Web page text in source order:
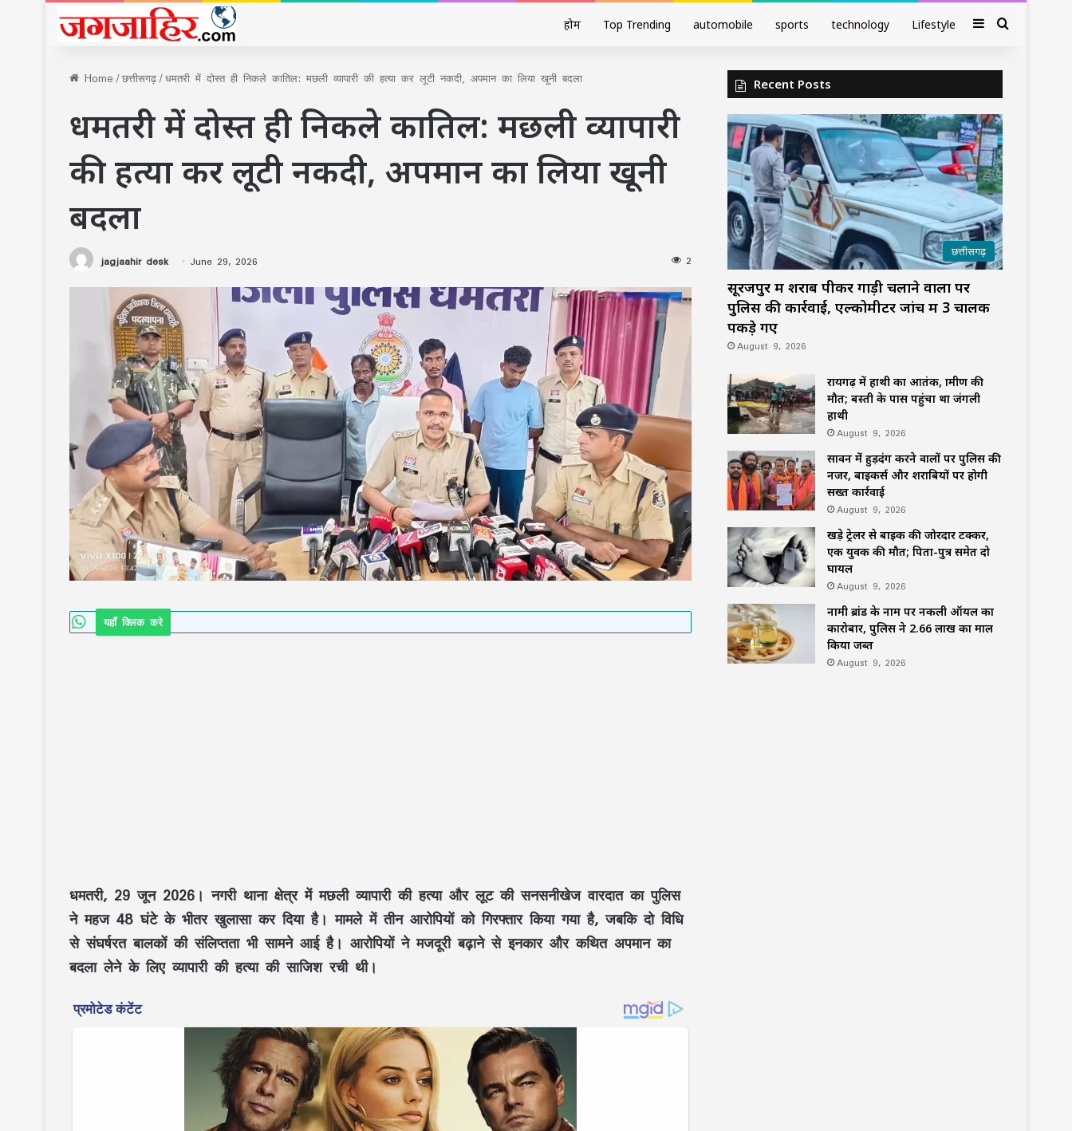
होम Top Trending automobile sports technology Lifestyle SidebarSearch
Home/छत्तीसगढ़/धमतरी में दोस्त ही निकले कातिल: मछली व्यापारी की हत्या कर लूटी नकदी, अपमान का लिया खूनी बदला
धमतरी में दोस्त ही निकले कातिल: मछली व्यापारी
की हत्या कर लूटी नकदी, अपमान का लिया खूनी
बदला
jagjaahir desk June 29, 2026 2
यहाँ क्लिक करे
धमतरी, 29 जून 2026। नगरी थाना क्षेत्र में मछली व्यापारी की हत्या और लूट की सनसनीखेज वारदात का पुलिस
ने महज 48 घंटे के भीतर खुलासा कर दिया है। मामले में तीन आरोपियों को गिरफ्तार किया गया है, जबकि दो विधि
से संघर्षरत बालकों की संलिप्तता भी सामने आई है। आरोपियों ने मजदूरी बढ़ाने से इनकार और कथित अपमान का
बदला लेने के लिए व्यापारी की हत्या की साजिश रची थी।
Recent Posts
छत्तीसगढ़
सूरजपुर में शराब पीकर गाड़ी चलाने वालों पर
पुलिस की कार्रवाई, एल्कोमीटर जांच में 3 चालक
पकड़े गए
August 9, 2026
रायगढ़ में हाथी का आतंक, ग्रामीण की
मौत; बस्ती के पास पहुंचा था जंगली
हाथी
August 9, 2026
सावन में हुड़दंग करने वालों पर पुलिस की
नजर, बाइकर्स और शराबियों पर होगी
सख्त कार्रवाई
August 9, 2026
खड़े ट्रेलर से बाइक की जोरदार टक्कर,
एक युवक की मौत; पिता-पुत्र समेत दो
घायल
August 9, 2026
नामी ब्रांड के नाम पर नकली ऑयल का
कारोबार, पुलिस ने 2.66 लाख का माल
किया जब्त
August 9, 2026